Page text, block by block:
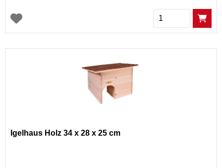
Menge
Igelhaus Holz 34 x 28 x 25 cm